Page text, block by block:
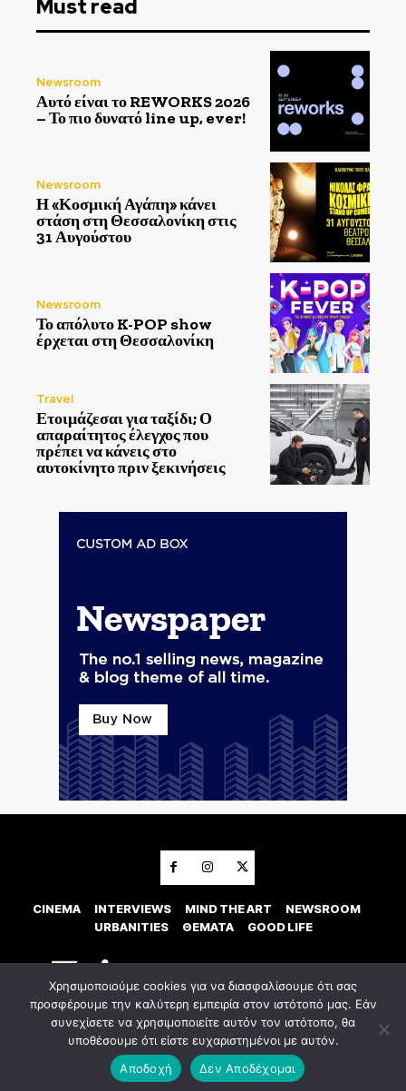
Must read
Newsroom
Αυτό είναι το REWORKS 2026
– Το πιο δυνατό line up, ever!
Newsroom
Η «Κοσμική Αγάπη» κάνει
στάση στη Θεσσαλονίκη στις
31 Αυγούστου
Newsroom
Το απόλυτο K-POP show
έρχεται στη Θεσσαλονίκη
Travel
Ετοιμάζεσαι για ταξίδι; Ο
απαραίτητος έλεγχος που
πρέπει να κάνεις στο
αυτοκίνητο πριν ξεκινήσεις
CINEMA INTERVIEWS MIND THE ART
NEWSROOM
URBANITIES
ΘΕΜΑΤΑ GOOD LIFE
© 2023 Εxostispress - All right reserved. Κατασκευή Ιστοσελίδας
digital agency
Οροι χρήσης
Χρησιμοποιούμε cookies για να διασφαλίσουμε ότι σας
προσφέρουμε την καλύτερη εμπειρία στον ιστότοπό μας. Εάν
συνεχίσετε να χρησιμοποιείτε αυτόν τον ιστότοπο, θα
υποθέσουμε ότι είστε ευχαριστημένοι με αυτόν.
Αποδοχή
Δεν Αποδέχομαι